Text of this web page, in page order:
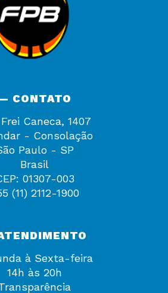
CONTATO
Caneca, 1407
- Consolação
Paulo - SP
Brasil
01307-003
(11) 2112-1900
à Sexta-feira
14h às 20h